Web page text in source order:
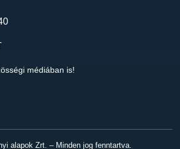
médiában is!
alapok Zrt. – Minden jog fenntartva.